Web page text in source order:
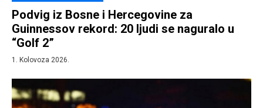
Podvig iz Bosne i Hercegovine za
Guinnessov rekord: 20 ljudi se naguralo u
“Golf 2”
1. Kolovoza 2026.